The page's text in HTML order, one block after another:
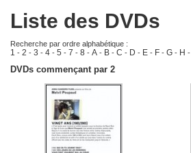
Liste des DVDs
Recherche par ordre alphabétique :
1 - 2 - 3 - 4 - 5 - 7 - 8 - A - B - C - D - E - F - G - H -
DVDs commençant par 2